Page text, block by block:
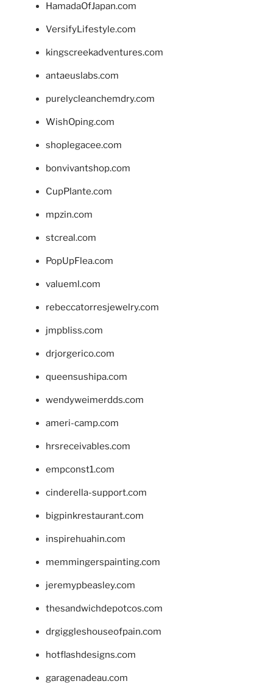
HamadaOfJapan.com
VersifyLifestyle.com
kingscreekadventures.com
antaeuslabs.com
purelycleanchemdry.com
WishOping.com
shoplegacee.com
bonvivantshop.com
CupPlante.com
mpzin.com
stcreal.com
PopUpFlea.com
valueml.com
rebeccatorresjewelry.com
jmpbliss.com
drjorgerico.com
queensushipa.com
wendyweimerdds.com
ameri-camp.com
hrsreceivables.com
empconst1.com
cinderella-support.com
bigpinkrestaurant.com
inspirehuahin.com
memmingerspainting.com
jeremypbeasley.com
thesandwichdepotcos.com
drgiggleshouseofpain.com
hotflashdesigns.com
garagenadeau.com